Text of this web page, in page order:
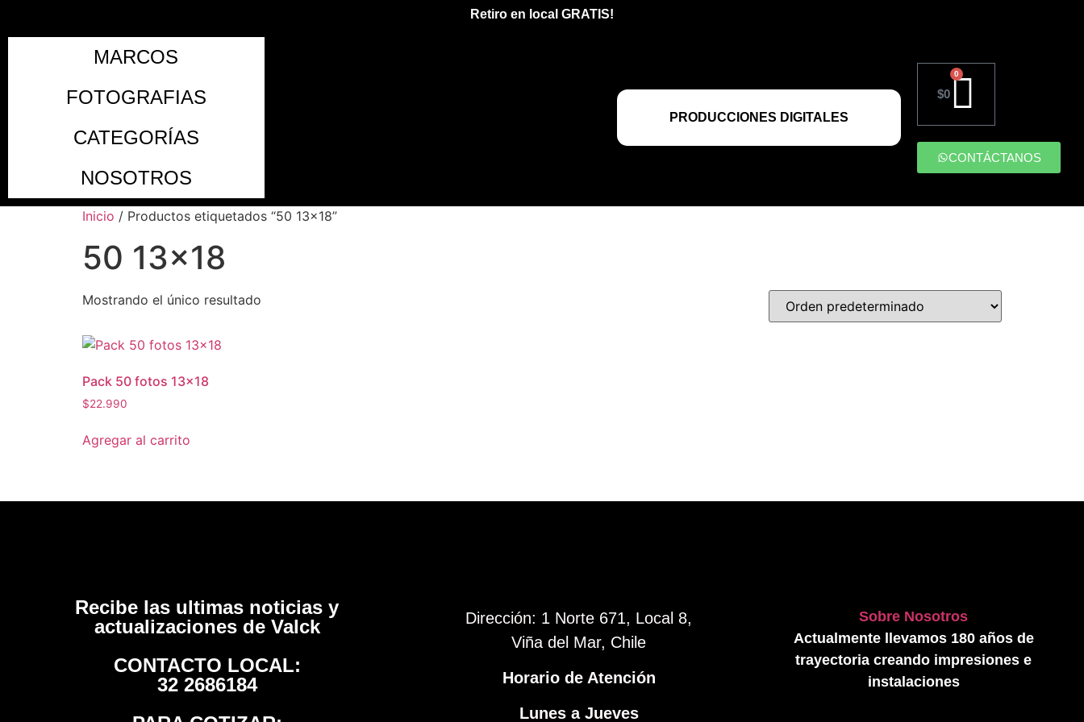
Retiro en local GRATIS!
MARCOS
FOTOGRAFIAS
CATEGORÍAS
NOSOTROS
PRODUCCIONES DIGITALES
$0
0
CONTÁCTANOS
Inicio / Productos etiquetados “50 13x18”
50 13x18
Mostrando el único resultado
Pack 50 fotos 13×18
$22.990
Agregar al carrito
Recibe las ultimas noticias y
actualizaciones de Valck
CONTACTO LOCAL:
32 2686184
Dirección: 1 Norte 671, Local 8,
Viña del Mar, Chile
Horario de Atención
Lunes a Jueves
Sobre Nosotros
Actualmente llevamos 180 años de
trayectoria creando impresiones e
instalaciones